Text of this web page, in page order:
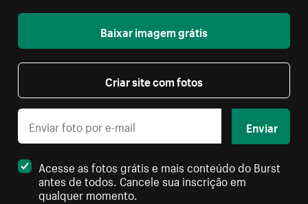
Baixar imagem grátis
Criar site com fotos
Enviar
Acesse as fotos grátis e mais conteúdo do Burst
antes de todos. Cancele sua inscrição em
qualquer momento.